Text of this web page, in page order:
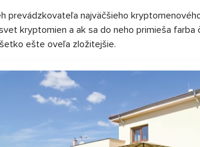
prevádzkovateľa najväčšieho
kryptomien a ak sa do neho primieša farba
ešte oveľa zložitejšie.